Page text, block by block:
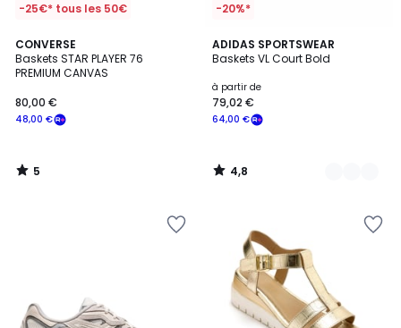
-25€* tous les 50€
CONVERSE
Baskets STAR PLAYER 76
PREMIUM CANVAS
48,00 €
80,00 €
5
/
5
5
/
-20%*
ADIDAS SPORTSWEAR
Baskets VL Court Bold
à partir de
64,00 €
79,02 €
4,8
/ 5
19
Couleurs
4,8
/